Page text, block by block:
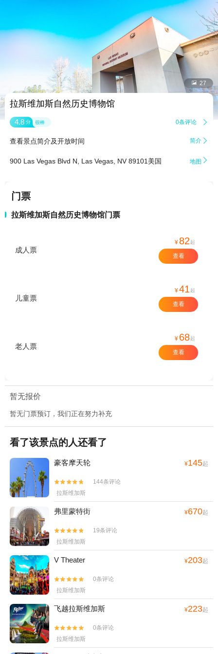
 27
拉斯维加斯自然历史博物馆
4.8 分 很棒 0条评论 
查看景点简介及开放时间 简介 
900 Las Vegas Blvd N, Las Vegas, NV 89101美国 地图 
门票
拉斯维加斯自然历史博物馆门票
成人票
¥ 82 起
查看
儿童票
¥41 起
查看
老人票
¥ 68起
查看
暂无报价
暂无门票预订，我们正在努力补充
看了该景点的人还看了
豪客摩天轮 ¥145起


144条评论
拉斯维加斯
弗里蒙特街 ¥670起


19条评论
拉斯维加斯
V Theater ¥203起


0条评论
拉斯维加斯
飞越拉斯维加斯 ¥223起


0条评论
拉斯维加斯